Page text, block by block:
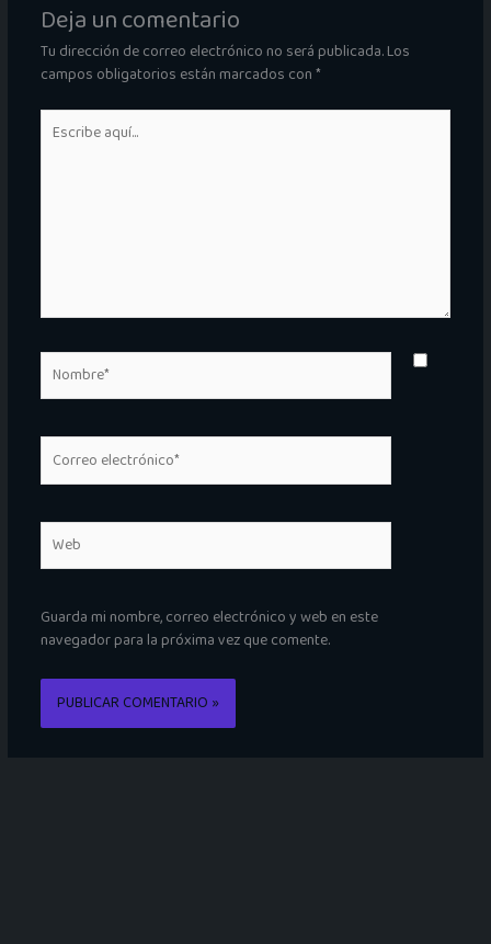
Deja un comentario
Tu dirección de correo electrónico no será publicada.Los
campos obligatorios están marcados con*
aquí...
electrónico*
Guarda mi nombre, correo electrónico y web en este
navegador para la próxima vez que comente.